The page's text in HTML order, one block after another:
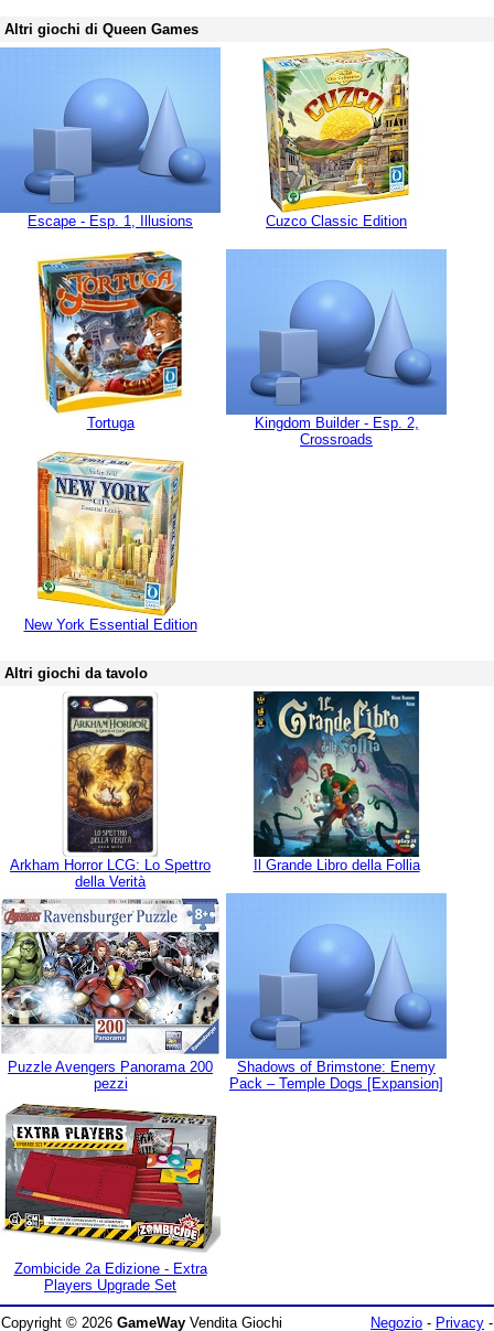
Altri giochi di Queen Games
Escape - Esp. 1, Illusions Cuzco Classic Edition
Tortuga
Kingdom Builder - Esp. 2,
Crossroads
New York Essential Edition
Altri giochi da tavolo
Arkham Horror LCG: Lo Spettro
della Verità
Il Grande Libro della Follia
Puzzle Avengers Panorama 200
pezzi
Shadows of Brimstone: Enemy
Pack – Temple Dogs [Expansion]
Zombicide 2a Edizione - Extra
Players Upgrade Set
Copyright © 2026 GameWay Vendita Giochi Negozio - Privacy -